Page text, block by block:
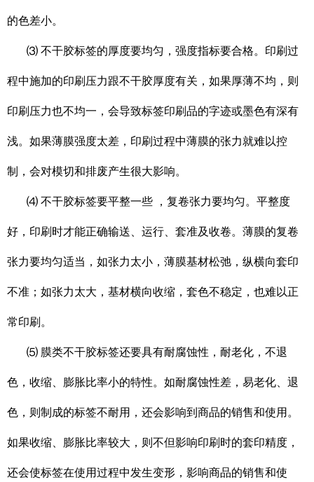
的色差小。
⑶ 不干胶标签的厚度要均匀，强度指标要合格。印刷过
程中施加的印刷压力跟不干胶厚度有关，如果厚薄不均，则
印刷压力也不均一，会导致标签印刷品的字迹或墨色有深有
浅。如果薄膜强度太差，印刷过程中薄膜的张力就难以控
制，会对模切和排废产生很大影响。
⑷ 不干胶标签要平整一些 ，复卷张力要均匀。平整度
好，印刷时才能正确输送、运行、套准及收卷。薄膜的复卷
张力要均匀适当，如张力太小，薄膜基材松弛，纵横向套印
不准；如张力太大，基材横向收缩，套色不稳定，也难以正
常印刷。
⑸ 膜类不干胶标签还要具有耐腐蚀性，耐老化，不退
色，收缩、膨胀比率小的特性。如耐腐蚀性差，易老化、退
色，则制成的标签不耐用，还会影响到商品的销售和使用。
如果收缩、膨胀比率较大，则不但影响印刷时的套印精度，
还会使标签在使用过程中发生变形，影响商品的销售和使